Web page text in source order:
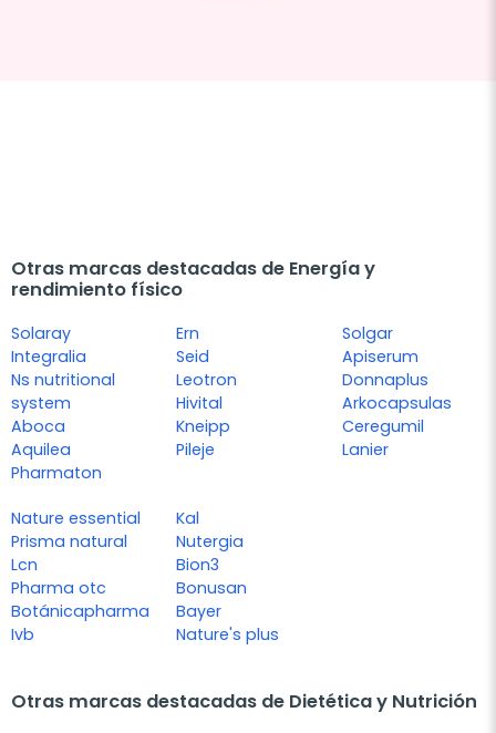
Otras marcas destacadas de Energía y
rendimiento físico
Solaray
Integralia
Ns nutritional
system
Aboca
Aquilea
Pharmaton
Ern
Seid
Leotron
Hivital
Kneipp
Pileje
Solgar
Apiserum
Donnaplus
Arkocapsulas
Ceregumil
Lanier
Nature essential
Prisma natural
Lcn
Pharma otc
Botánicapharma
Ivb
Kal
Nutergia
Bion3
Bonusan
Bayer
Nature's plus
Otras marcas destacadas de Dietética y Nutrición